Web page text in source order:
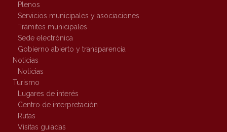
Plenos
Servicios municipales y asociaciones
Trámites municipales
Sede electrónica
Gobierno abierto y transparencia
Noticias
Noticias
Turismo
Lugares de interés
Centro de interpretación
Rutas
Visitas guiadas